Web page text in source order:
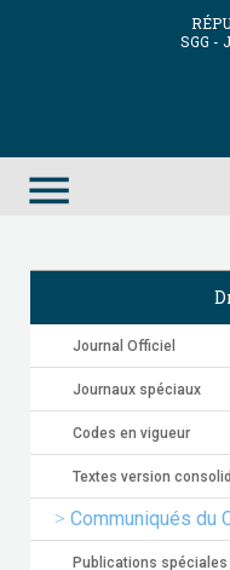
SGG -
menu
Journal Officiel
Journaux spéciaux
Codes en vigueur
Textes version
Communiqués du
Publications spéciales